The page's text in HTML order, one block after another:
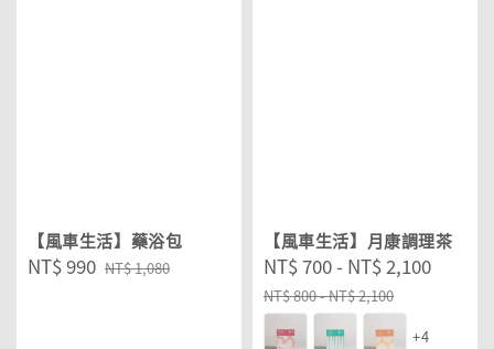
【風車生活】藥浴包
Sale
NT$ 990 Regular
NT$ 1,080
【風車生活】月康調理茶
Sale
price
NT$ 700- NT$ 2,100
NT$ 800-NT$ 2,100
+4